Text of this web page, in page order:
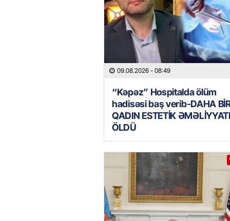
09.08.2026 - 08:49
“Kəpəz” Hospitalda ölüm
hadisəsi baş verib-DAHA
QADIN ESTETİK
ÖLDÜ